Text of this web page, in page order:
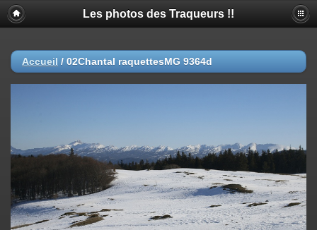
Les photos des Traqueurs !!
Accueil / 02Chantal raquettesMG 9364d